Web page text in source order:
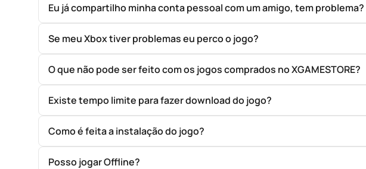
Eu já compartilho minha conta pessoal com um amigo, tem problema?
Se meu Xbox tiver problemas eu perco o jogo?
O que não pode ser feito com os jogos comprados no XGAMESTORE?
Existe tempo limite para fazer download do jogo?
Como é feita a instalação do jogo?
Posso jogar Offline?